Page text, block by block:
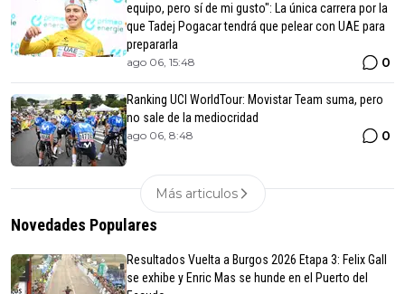
equipo, pero sí de mi gusto": La única carrera por la
que Tadej Pogacar tendrá que pelear con UAE para
prepararla
ago 06, 15:48 0
Ranking UCI WorldTour: Movistar Team suma, pero
no sale de la mediocridad
ago 06, 8:48 0
Más articulos
Novedades Populares
Resultados Vuelta a Burgos 2026 Etapa 3: Felix Gall
se exhibe y Enric Mas se hunde en el Puerto del